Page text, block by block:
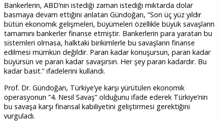
Bankerlerin, ABD’nin istediği zaman istediği miktarda dolar
basmaya devam ettiğini anlatan Gündoğan, “Son üç yüz yıldır
bütün ekonomik gelişmeleri, büyümeleri özellikle büyük savaşların
tamamını bankerler finanse etmiştir. Bankerlerin para yaratan bu
sistemleri olmasa, halktaki birikimlerle bu savaşların finanse
edilmesi mümkün değildir. Paran kadar konuşursun, paran kadar
büyürsün ve paran kadar savaşırsın. Her şey paran kadardır. Bu
kadar basit.” ifadelerini kullandı.
Prof. Dr. Gündoğan, Türkiye’ye karşı yürütülen ekonomik
operasyonun ”4. Nesil Savaş” olduğunu ifade ederek Türkiye’nin
bu savaşa karşı finansal kabiliyetini geliştirmesi gerektiğini
vurguladı.